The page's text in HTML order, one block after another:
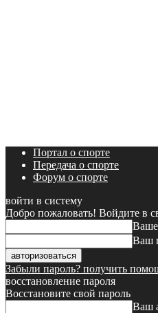
Портал о спорте
Передача о спорте
Форум о спорте
войти в систему
Добро пожаловать! Войдите в
Ваше
Ваш
Забыли пароль? получить
восстановление пароля
Восстановите свой пароль
Ваш